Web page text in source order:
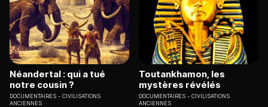
Néandertal : qui a tué
notre cousin ?
DOCUMENTAIRES
CIVILISATIONS
ANCIENNES
Toutankhamon, les
mystères révélés
DOCUMENTAIRES
CIVILISATIONS
ANCIENNES